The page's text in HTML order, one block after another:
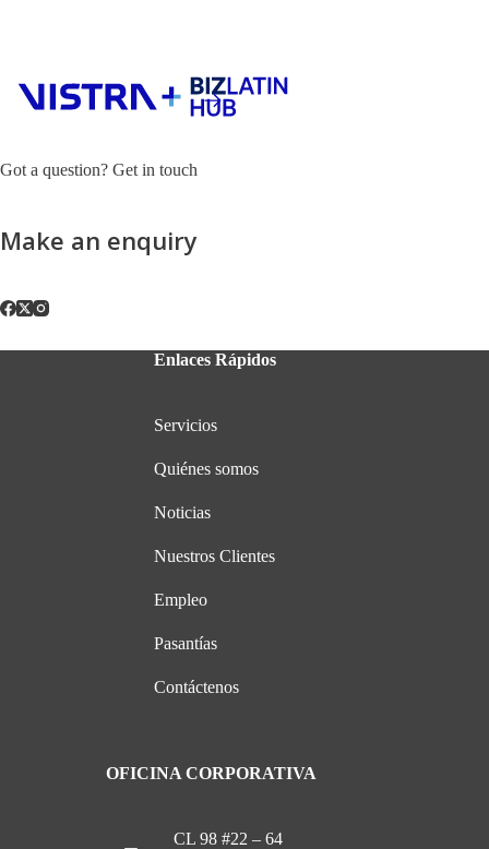
Got a question? Get in touch
Make an enquiry
Enlaces Rápidos
Servicios
Quiénes somos
Noticias
Nuestros Clientes
Empleo
Pasantías
Contáctenos
OFICINA CORPORATIVA
CL 98 #22 – 64